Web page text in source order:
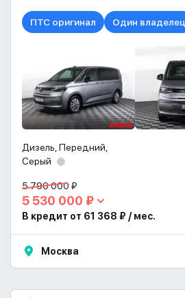
ПТС оригинал Один владелец
Дизель, Передний,
Серый
5 790 000 ₽
5 530 000 ₽
В кредит от 61 368 ₽ / мес.
Москва